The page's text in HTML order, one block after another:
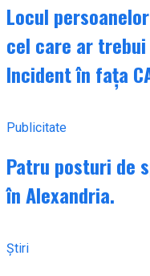
Locul
cel care ar trebui
Incident în fața
Publicitate
Patru posturi de
în Alexandria.
Știri